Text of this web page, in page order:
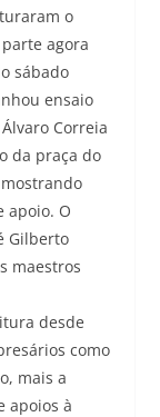
o
agora
sábado
ensaio
Correia
da praça do
apoio. O
Gilberto
maestros
desde
como
mais a
apoios à